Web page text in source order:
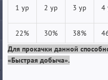
1 ур 2 ур 3 ур 4
22% 30% 38%
Для прокачки данной
«Быстрая добыча».